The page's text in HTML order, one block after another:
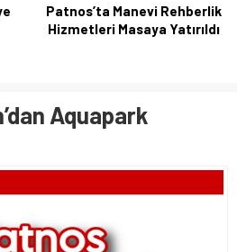
Patnos’ta Manevi Rehberlik
Hizmetleri Masaya Yatırıldı
Aquapark